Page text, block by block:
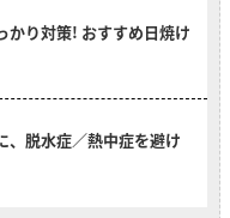
かり対策! おすすめ日焼け
、脱水症／熱中症を避け